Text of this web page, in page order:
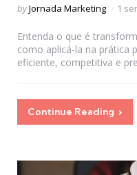
Posted
byJornada Marketing 1
Entenda o que é
como aplicá-la na prática
eficiente, competitiva e
Continue Reading